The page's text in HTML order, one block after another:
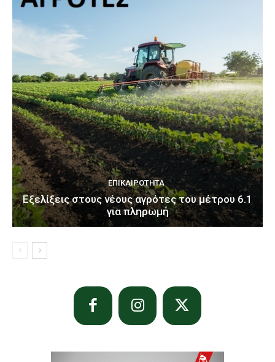
ΕΠΙΚΑΙΡΌΤΗΤΑ
Εξελίξεις στους νέους αγρότες του μέτρου 6.1
για πληρωμή